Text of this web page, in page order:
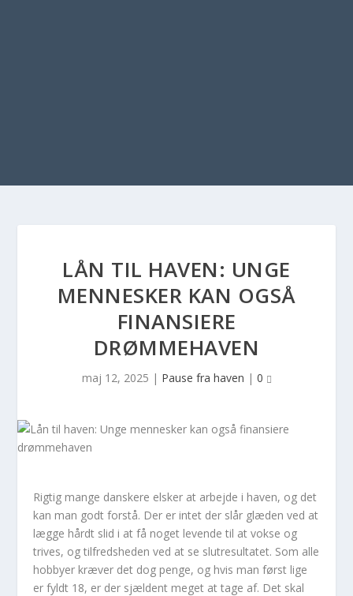
LÅN TIL HAVEN: UNGE
MENNESKER KAN OGSÅ
FINANSIERE
DRØMMEHAVEN
maj 12, 2025 | Pause fra haven | 0
Rigtig mange danskere elsker at arbejde i haven, og det
kan man godt forstå. Der er intet der slår glæden ved at
lægge hårdt slid i at få noget levende til at vokse og
trives, og tilfredsheden ved at se slutresultatet. Som alle
hobbyer kræver det dog penge, og hvis man først lige
er fyldt 18, er der sjældent meget at tage af. Det skal